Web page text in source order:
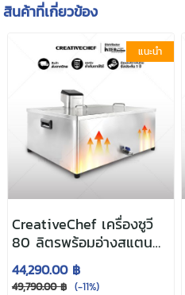
สินค้าที่เกี่ยวข้อง
แนะนำ
CreativeChef เครื่องซูวี
80 ลิตรพร้อมอ่างสแตน
เลสรุ่น SV-2300
44,290.00 ฿
49,790.00 ฿ (-11%)